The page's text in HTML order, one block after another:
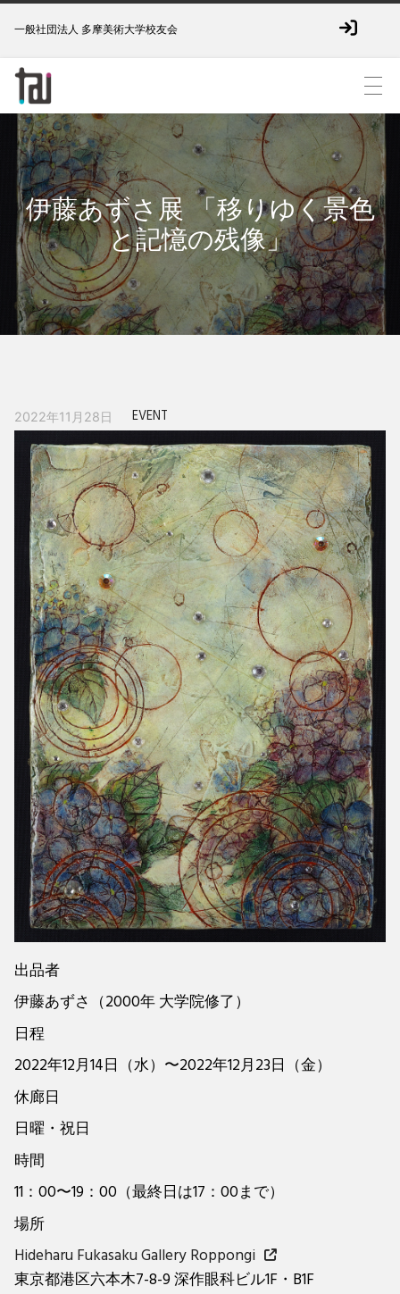
一般社団法人 多摩美術大学校友会
伊藤あずさ展 「移りゆく景色
と記憶の残像」
2022年11月28日 EVENT
出品者
伊藤あずさ（2000年 大学院修了）
日程
2022年12月14日（水）〜2022年12月23日（金）
休廊日
日曜・祝日
時間
11：00〜19：00（最終日は17：00まで）
場所
Hideharu Fukasaku Gallery Roppongi
東京都港区六本木7-8-9 深作眼科ビル1F・B1F